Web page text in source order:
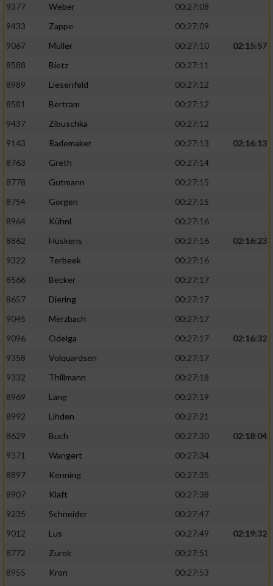
9377
Weber
00:27:08
9433
Zappe
00:27:09
9067
Müller 00:27:10
02:15:57
8588
Bietz
00:27:11
8989
Liesenfeld
00:27:12
8581
Bertram
00:27:12
9437
Zibuschka
00:27:12
9143
Rademaker 00:27:13
02:16:13
8763
Greth
00:27:14
8778
Gutmann
00:27:15
8754
Görgen
00:27:15
8964
Kühnl
00:27:16
8862
Hüskens 00:27:16
02:16:23
9322
Terbeek
00:27:16
8566
Becker
00:27:17
8657
Diering
00:27:17
9045
Merzbach
00:27:17
9096
Odelga 00:27:17
02:16:32
9358
Volquardsen
00:27:17
9332
Thillmann
00:27:18
8969
Lang
00:27:19
8992
Linden
00:27:21
8629
Buch 00:27:30
02:18:04
9371
Wangert
00:27:34
8897
Kenning
00:27:35
8907
Klaft
00:27:38
9235
Schneider
00:27:47
9012
Lus 00:27:49
02:19:32
8772
Zurek
00:27:51
8955
Kron
00:27:53
auf einem Endgerät
von Werbeanzeigen
Werbung
personalisierter Werbung
von Inhalten
personalisierter Inhalte
Analyse von Zielgruppen durch Statistiken
verschiedenen Quellen
Entwicklung und Verbesserung der Angebote
Verwendung reduzierter Daten zur Auswahl
Verwendung genauer Standortdaten
Informationen identifizieren
Nicht-IAB-Verarbeitungszwecke: